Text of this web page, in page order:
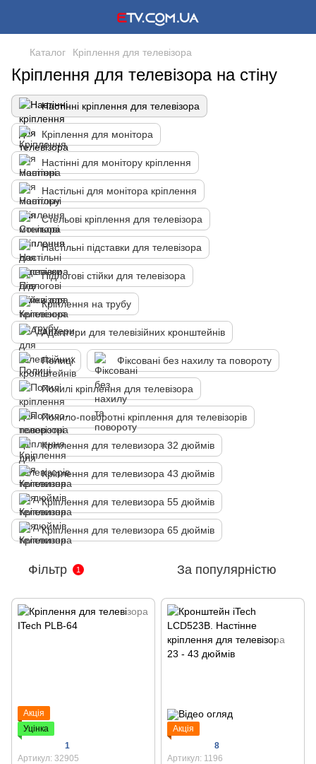
Каталог Кріплення для телевізора
Кріплення для телевізора на стіну
Настінні кріплення для телевізора
Кріплення для монітора
Настінні для монітору кріплення
Настільні для монітора кріплення
Стельові кріплення для телевізора
Настільні підставки для телевізора
Підлогові стійки для телевізора
Кріплення на трубу
Адаптери для телевізійних кронштейнів
Полиці Фіксовані без нахилу та повороту
Похилі кріплення для телевізора
Похило-поворотні кріплення для телевізорів
Кріплення для телевизора 32 дюймів
Кріплення для телевизора 43 дюймів
Кріплення для телевизора 55 дюймів
Кріплення для телевизора 65 дюймів
Фільтр 1 За популярністю
Акція
Уцінка
1
Артикул: 32905
Акція
8
Артикул: 1196